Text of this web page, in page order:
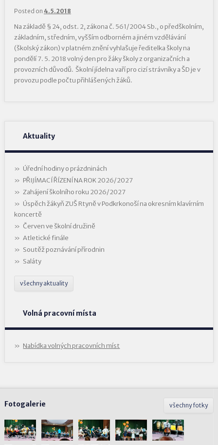
Posted on 4.5.2018
Na základě § 24, odst. 2, zákona č. 561/2004 Sb., o předškolním,
základním, středním, vyšším odborném a jiném vzdělávání
(školský zákon) v platném znění vyhlašuje ředitelka školy na
pondělí 7. 5. 2018 volný den pro žáky školy z organizačních a
provozních důvodů. Školní jídelna vaří pro cizí strávníky a ŠD je v
provozu podle počtu přihlášených žáků.
Aktuality
Úřední hodiny o prázdninách
PŘIJÍMACÍ ŘÍZENÍ NA ROK 2026/2027
Zahájení školního roku 2026/2027
Úspěch žákyň ZUŠ Rtyně v Podkrkonoší na okresním klavírním
koncertě
Červen ve školní družině
Atletické finále
Soutěž poznávání přírodnin
Saláty
všechny aktuality
Volná pracovní místa
Nabídka volných pracovních míst
všechny fotky
Fotogalerie